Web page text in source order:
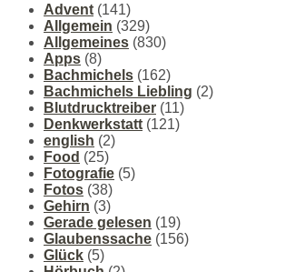
Advent (141)
Allgemein (329)
Allgemeines (830)
Apps (8)
Bachmichels (162)
Bachmichels Liebling (2)
Blutdrucktreiber (11)
Denkwerkstatt (121)
english (2)
Food (25)
Fotografie (5)
Fotos (38)
Gehirn (3)
Gerade gelesen (19)
Glaubenssache (156)
Glück (5)